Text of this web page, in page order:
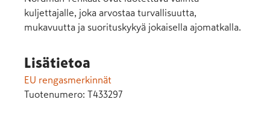
kuljettajalle, joka arvostaa turvallisuutta,
mukavuutta ja suorituskykyä jokaisella ajomatkalla.
Lisätietoa
EU rengasmerkinnät
Tuotenumero: T433297